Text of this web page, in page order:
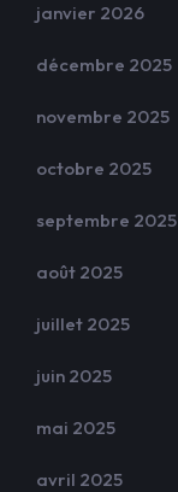
janvier 2026
décembre 2025
novembre 2025
octobre 2025
septembre 2025
août 2025
juillet 2025
juin 2025
mai 2025
avril 2025